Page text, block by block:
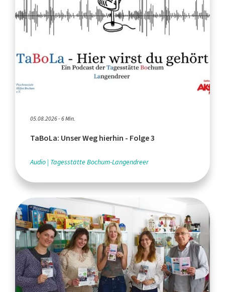
05.08.2026 - 6 Min.
TaBoLa: Unser Weg hierhin - Folge 3
Audio Tagesstätte Bochum-Langendreer